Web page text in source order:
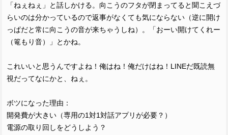
「ねぇねぇ」と話しかける。向こうのフタが閉まってると聞こえづ
らいのは分かっているので返事がなくても気にならない（逆に開け
っぱだと常に向こうの音が来ちゃうしね）。「おーい開けてくれー
（篭もり音）」とかね。
これいいと思うんですよね！俺はね！俺だけはね！LINEだ既読無
視だってなにかと、ねぇ。
ボツになった理由：
開発費が大きい（専用の1対1対話アプリが必要？）
電源の取り回しをどうしよう？